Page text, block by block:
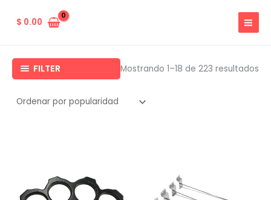
$ 0.00
FILTER Mostrando 1–18 de 223 resultados